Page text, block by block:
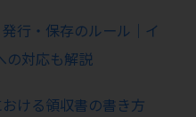
行・保存のルール｜イ
の対応も解説
ける領収書の書き方